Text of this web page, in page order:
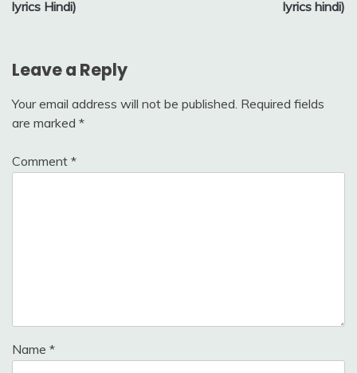
lyrics Hindi)
lyrics hindi)
Leave a Reply
Your email address will not be published. Required fields
are marked *
Comment *
Name *